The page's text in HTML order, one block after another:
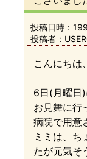
投稿日時：
投稿者：
こんにちは
6日(月曜日
お見舞に行
病院で用意
ミミは、ち
たが元気そ